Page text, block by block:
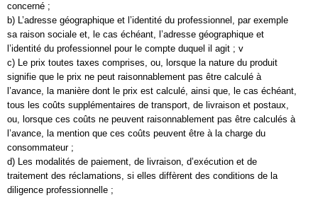
concerné ;
b) L’adresse géographique et l’identité du professionnel, par exemple
sa raison sociale et, le cas échéant, l’adresse géographique et
l’identité du professionnel pour le compte duquel il agit ; v
c) Le prix toutes taxes comprises, ou, lorsque la nature du produit
signifie que le prix ne peut raisonnablement pas être calculé à
l’avance, la manière dont le prix est calculé, ainsi que, le cas échéant,
tous les coûts supplémentaires de transport, de livraison et postaux,
ou, lorsque ces coûts ne peuvent raisonnablement pas être calculés à
l’avance, la mention que ces coûts peuvent être à la charge du
consommateur ;
d) Les modalités de paiement, de livraison, d’exécution et de
traitement des réclamations, si elles diffèrent des conditions de la
diligence professionnelle ;